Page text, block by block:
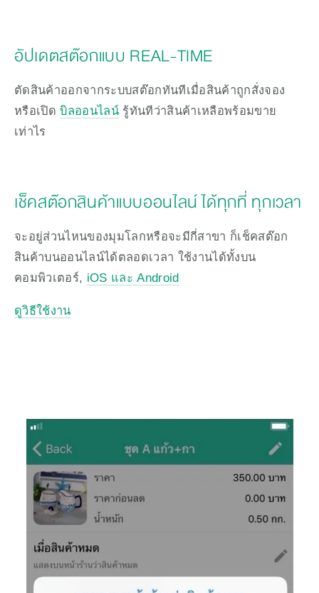
อัปเดตสต๊อกแบบ REAL-TIME
ตัดสินค้าออกจากระบบสต๊อกทันทีเมื่อสินค้าถูกสั่งจอง
หรือเปิด บิลออนไลน์ รู้ทันทีว่าสินค้าเหลือพร้อมขาย
เท่าไร
เช็คสต๊อกสินค้าแบบออนไลน์ ได้ทุกที่ ทุกเวลา
จะอยู่ส่วนไหนของมุมโลกหรือจะมีกี่สาขา ก็เช็คสต๊อก
สินค้าบนออนไลน์ได้ตลอดเวลา ใช้งานได้ทั้งบน
คอมพิวเตอร์, iOS และ Android
ดูวิธีใช้งาน